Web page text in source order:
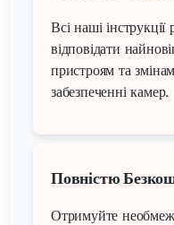
Всі наші
відповідати
пристроям та
забезпеченні камер.
Повністю
Отримуйте